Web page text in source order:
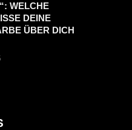
WELCHE
DEINE
ÜBER DICH